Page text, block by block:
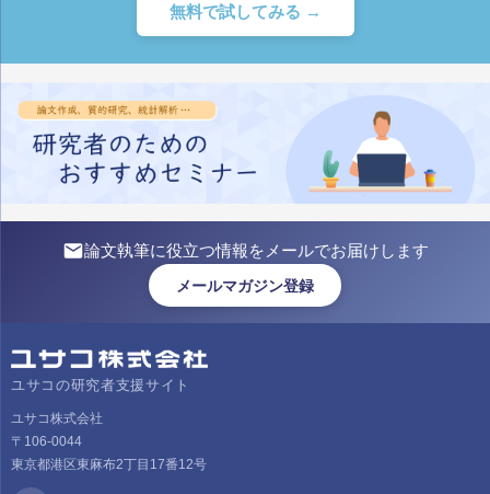
無料で試してみる →
論文執筆に役立つ情報をメールでお届けします
メールマガジン登録
ユサコの研究者支援サイト
ユサコ株式会社
〒106-0044
東京都港区東麻布2丁目17番12号